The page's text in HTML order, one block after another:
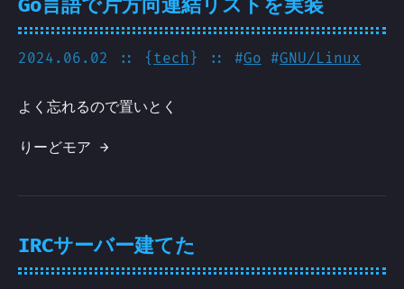
Go言語で片方向連結リストを実装
2024.06.02 :: { tech } :: #Go #GNU/Linux
よく忘れるので置いとく
りーどモア →
IRCサーバー建てた